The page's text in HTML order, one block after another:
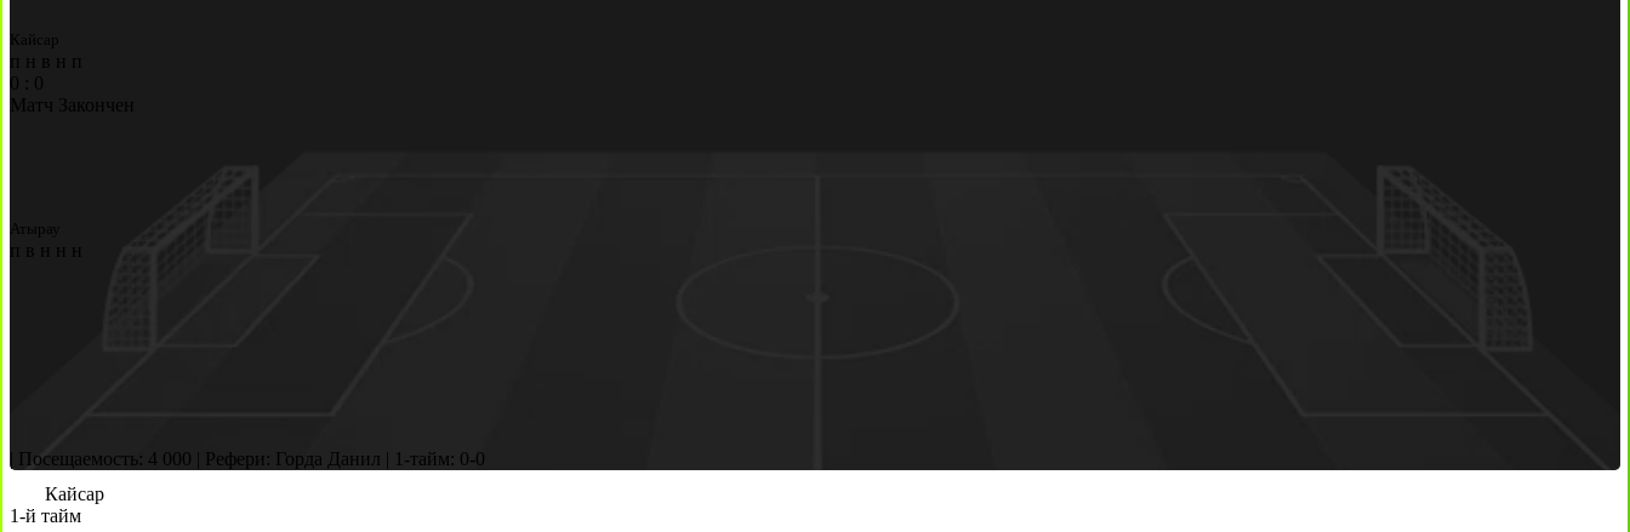
Кайсар
п н в н
п
0
0
Матч Закончен
Атырау
п в н н н
| Посещаемость: 4 000 | Рефери: Горда Данил | 1-тайм: 0-0
Кайсар
1-й тайм